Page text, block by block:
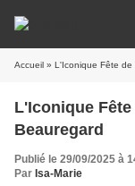
Accueil » L'Iconique Fête
L'Iconique
Beauregard
Publié le 29/09/2025 à
Par Isa-Marie